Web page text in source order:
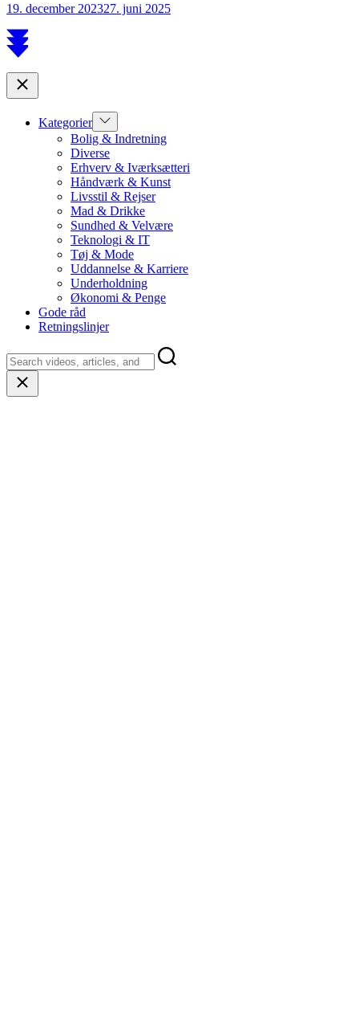
19. december 202327. juni 2025
Scroll
to
Close
Kategorier Show
sub
menu
Bolig & Indretning
Diverse
Erhverv & Iværksætteri
Håndværk & Kunst
Livsstil & Rejser
Mad & Drikke
Sundhed & Velvære
Teknologi & IT
Tøj & Mode
Uddannelse & Karriere
Underholdning
Økonomi & Penge
Gode råd
Retningslinjer
Close
search